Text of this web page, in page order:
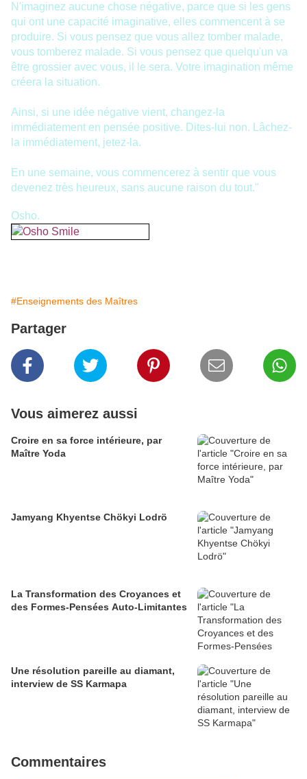
N'imaginez aucune chose négative, parce que si les gens
qui ont une capacité imaginative, elles commencent à se
produire. Si vous pensez que vous allez tomber malade,
vous tomberez malade. Si vous pensez que quelqu'un va
être grossier avec vous, il le sera. Votre imagination même
créera la situation.
Ainsi, si une idée négative vient, changez-la
immédiatement en pensée positive. Dites-lui non. Lâchez-
la immédiatement, jetez-la.
En une semaine, vous commencerez à sentir que vous
devenez très heureux, sans aucune raison du tout."
Osho.
#Enseignements des Maîtres
Partager
Vous aimerez aussi
Croire en sa force intérieure, par
Maître Yoda
Jamyang Khyentse Chökyi Lodrö
La Transformation des Croyances et
des Formes-Pensées Auto-Limitantes
Une résolution pareille au diamant,
interview de SS Karmapa
Commentaires